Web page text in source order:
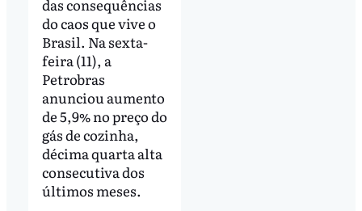
das consequências
do caos que vive o
Brasil. Na sexta-
feira (11), a
Petrobras
anunciou aumento
de 5,9% no preço do
gás de cozinha,
décima quarta alta
consecutiva dos
últimos meses.